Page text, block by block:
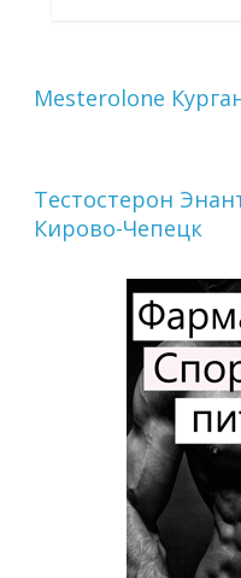
Mesterolone
Тестостерон
Кирово-Чепецк